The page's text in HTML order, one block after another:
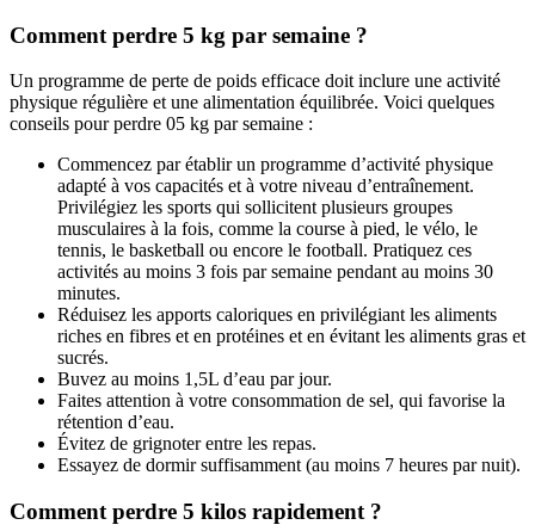
Comment perdre 5 kg par semaine ?
Un programme de perte de poids efficace doit inclure une activité
physique régulière et une alimentation équilibrée. Voici quelques
conseils pour perdre 05 kg par semaine :
Commencez par établir un programme d’activité physique
adapté à vos capacités et à votre niveau d’entraînement.
Privilégiez les sports qui sollicitent plusieurs groupes
musculaires à la fois, comme la course à pied, le vélo, le
tennis, le basketball ou encore le football. Pratiquez ces
activités au moins 3 fois par semaine pendant au moins 30
minutes.
Réduisez les apports caloriques en privilégiant les aliments
riches en fibres et en protéines et en évitant les aliments gras et
sucrés.
Buvez au moins 1,5L d’eau par jour.
Faites attention à votre consommation de sel, qui favorise la
rétention d’eau.
Évitez de grignoter entre les repas.
Essayez de dormir suffisamment (au moins 7 heures par nuit).
Comment perdre 5 kilos rapidement ?